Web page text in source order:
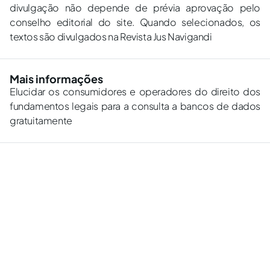
divulgação não depende de prévia aprovação pelo
conselho editorial do site. Quando selecionados, os
textos são divulgados na Revista Jus Navigandi
Mais informações
Elucidar os consumidores e operadores do direito dos
fundamentos legais para a consulta a bancos de dados
gratuitamente